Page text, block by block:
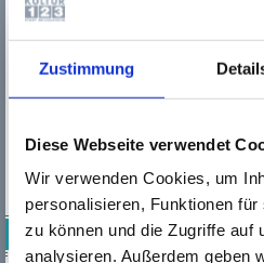
Zustimmung
Diese Webseite verwendet
Wir verwenden Cookies, um
personalisieren, Funktionen
zu können und die Zugriffe auf
analysieren. Außerdem geben
Am Treff 1, 65428 Rüsselsheim
service@
kultur123ruesselsheim.de
TEAM ORTE
LERNORTE